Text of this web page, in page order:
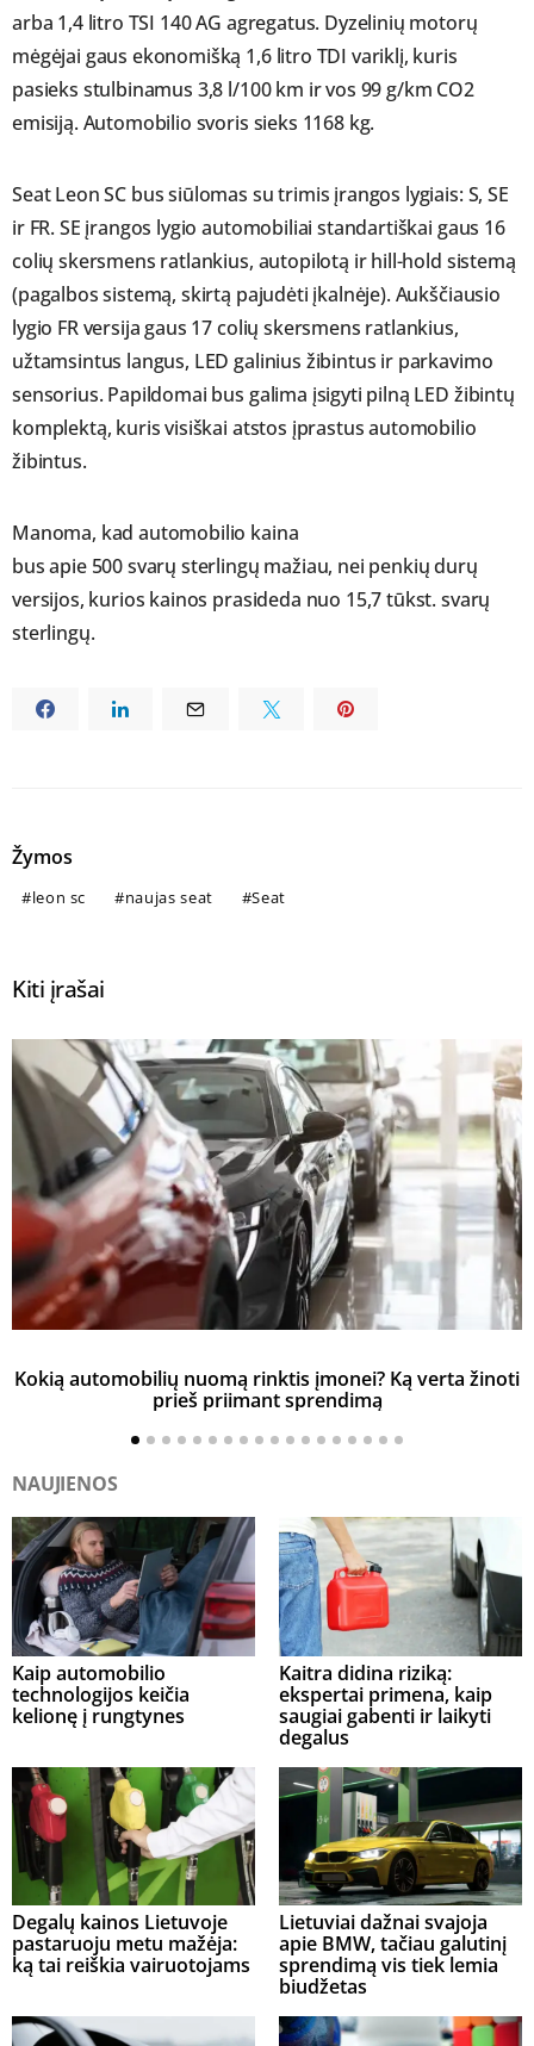
arba 1,4 litro TSI 140 AG agregatus. Dyzelinių motorų
mėgėjai gaus ekonomišką 1,6 litro TDI variklį, kuris
pasieks stulbinamus 3,8 l/100 km ir vos 99 g/km CO2
emisiją. Automobilio svoris sieks 1168 kg.
Seat Leon SC bus siūlomas su trimis įrangos lygiais: S, SE
ir FR. SE įrangos lygio automobiliai standartiškai gaus 16
colių skersmens ratlankius, autopilotą ir hill-hold sistemą
(pagalbos sistemą, skirtą pajudėti įkalnėje). Aukščiausio
lygio FR versija gaus 17 colių skersmens ratlankius,
užtamsintus langus, LED galinius žibintus ir parkavimo
sensorius. Papildomai bus galima įsigyti pilną LED žibintų
komplektą, kuris visiškai atstos įprastus automobilio
žibintus.
Manoma, kad automobilio kaina
bus apie 500 svarų sterlingų mažiau, nei penkių durų
versijos, kurios kainos prasideda nuo 15,7 tūkst. svarų
sterlingų.
Žymos
leon sc naujas seat Seat
Kiti įrašai
Kokią automobilių nuomą rinktis įmonei? Ką verta žinoti
prieš priimant sprendimą
NAUJIENOS
Kaip automobilio
technologijos keičia
kelionę į rungtynes
Kaitra didina riziką:
ekspertai primena, kaip
saugiai gabenti ir laikyti
degalus
Degalų kainos Lietuvoje
pastaruoju metu mažėja:
ką tai reiškia vairuotojams
Lietuviai dažnai svajoja
apie BMW, tačiau galutinį
sprendimą vis tiek lemia
biudžetas